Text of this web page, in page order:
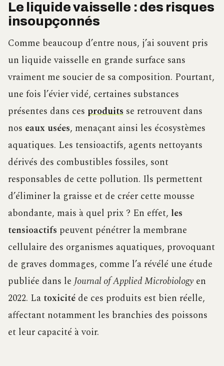
Le liquide vaisselle : des risques
insoupçonnés
Comme beaucoup d’entre nous, j’ai souvent pris
un liquide vaisselle en grande surface sans
vraiment me soucier de sa composition. Pourtant,
une fois l’évier vidé, certaines substances
présentes dans ces produits se retrouvent dans
nos eaux usées, menaçant ainsi les écosystèmes
aquatiques. Les tensioactifs, agents nettoyants
dérivés des combustibles fossiles, sont
responsables de cette pollution. Ils permettent
d’éliminer la graisse et de créer cette mousse
abondante, mais à quel prix ? En effet, les
tensioactifs peuvent pénétrer la membrane
cellulaire des organismes aquatiques, provoquant
de graves dommages, comme l’a révélé une étude
publiée dans leJournal of Applied Microbiology en
2022. La toxicité de ces produits est bien réelle,
affectant notamment les branchies des poissons
et leur capacité à voir.